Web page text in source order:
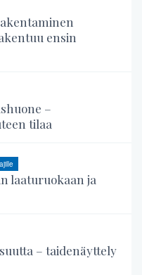
ensin
–
tilaa
laaturuokaan ja
– taidenäyttely